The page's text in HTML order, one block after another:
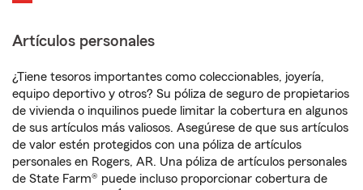
Artículos personales
¿Tiene tesoros importantes como coleccionables, joyería,
equipo deportivo y otros? Su póliza de seguro de propietarios
de vivienda o inquilinos puede limitar la cobertura en algunos
de sus artículos más valiosos. Asegúrese de que sus artículos
de valor estén protegidos con una póliza de artículos
personales en Rogers, AR. Una póliza de artículos personales
de State Farm® puede incluso proporcionar cobertura de